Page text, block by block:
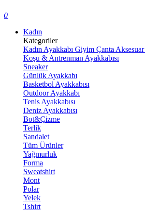
0
Kadın
Kategoriler
Kadın Ayakkabı Giyim Çanta Aksesuar
Koşu & Antrenman Ayakkabısı
Sneaker
Günlük Ayakkabı
Basketbol Ayakkabısı
Outdoor Ayakkabı
Tenis Ayakkabısı
Deniz Ayakkabısı
Bot&Çizme
Terlik
Sandalet
Tüm Ürünler
Yağmurluk
Forma
Sweatshirt
Mont
Polar
Yelek
Tshirt